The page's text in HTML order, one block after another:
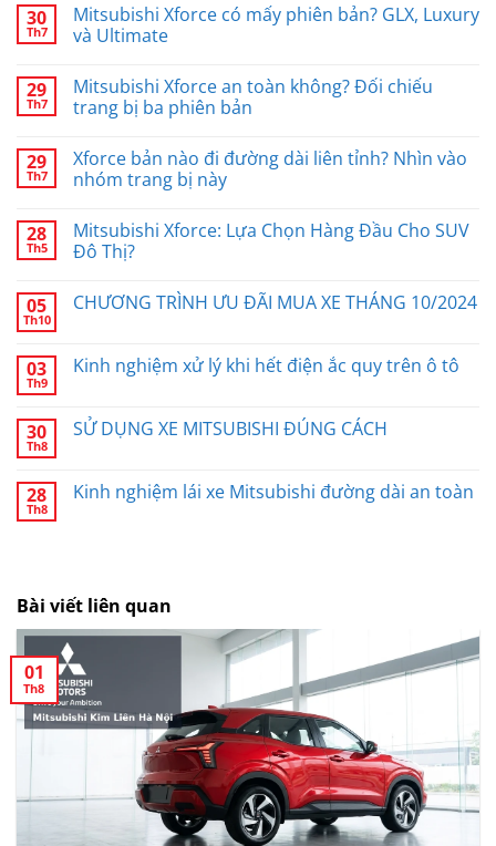
30
Th7
Mitsubishi Xforce có mấy phiên bản? GLX, Luxury
và Ultimate
29
Th7
Mitsubishi Xforce an toàn không? Đối chiếu
trang bị ba phiên bản
29
Th7
Xforce bản nào đi đường dài liên tỉnh? Nhìn vào
nhóm trang bị này
28
Th5
Mitsubishi Xforce: Lựa Chọn Hàng Đầu Cho SUV
Đô Thị?
05
Th10
CHƯƠNG TRÌNH ƯU ĐÃI MUA XE THÁNG 10/2024
03
Th9
Kinh nghiệm xử lý khi hết điện ắc quy trên ô tô
30
Th8
SỬ DỤNG XE MITSUBISHI ĐÚNG CÁCH
28
Th8
Kinh nghiệm lái xe Mitsubishi đường dài an toàn
Bài viết liên quan
01
Th8